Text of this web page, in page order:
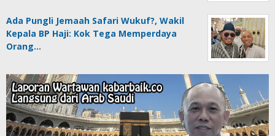
Ada Pungli Jemaah Safari Wukuf?, Wakil
Kepala BP Haji: Kok Tega Memperdaya
Orang…